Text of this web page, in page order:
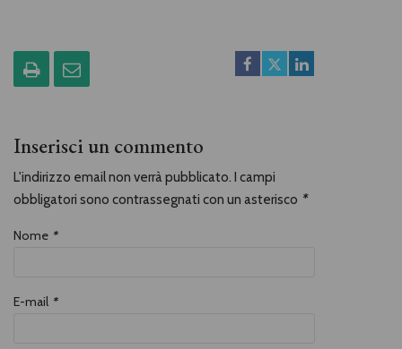
Inserisci un commento
L'indirizzo email non verrà pubblicato. I campi
obbligatori sono contrassegnati con un asterisco *
Nome *
E-mail *